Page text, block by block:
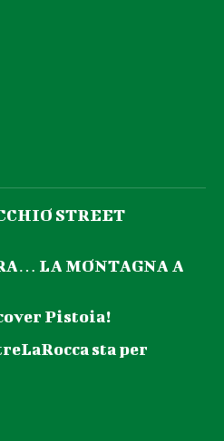
STREET
LA MONTAGNA A
Pistoia!
sta per